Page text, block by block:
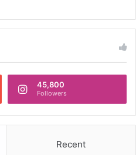
45,800
Followers
Recent